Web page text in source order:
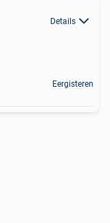
Details
Eergisteren